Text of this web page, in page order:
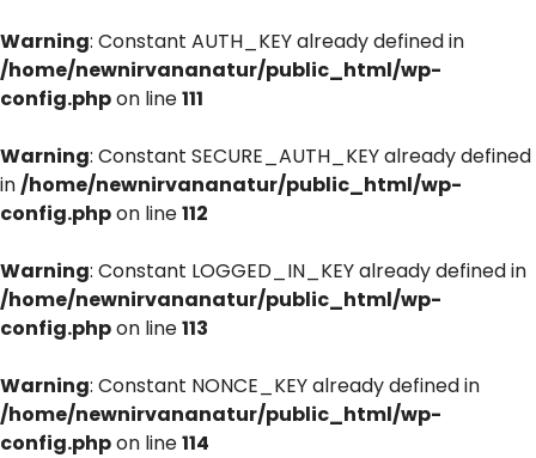
Warning: Constant AUTH_KEY already defined in
/home/newnirvananatur/public_html/wp-
config.phpon line111
Warning: Constant SECURE_AUTH_KEY already defined
in/home/newnirvananatur/public_html/wp-
config.phpon line112
Warning: Constant LOGGED_IN_KEY already defined in
/home/newnirvananatur/public_html/wp-
config.phpon line113
Warning: Constant NONCE_KEY already defined in
/home/newnirvananatur/public_html/wp-
config.phpon line114